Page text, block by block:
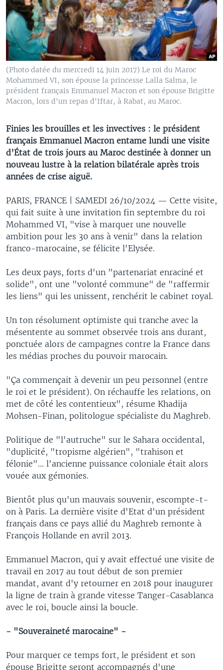
(Photo datée du mercredi 14 juin 2017) Le roi du Maroc
Mohammed VI, son épouse la princesse Lalla Salma, le
président français Emmanuel Macron et son épouse Brigitte
Macron, lors d'un repas d'Iftar, à Rabat, au Maroc.
Finies les brouilles et les invectives : le président
français Emmanuel Macron entame lundi une visite
d’État de trois jours au Maroc destinée à donner un
nouveau lustre à la relation bilatérale après trois
années de crise aiguë.
PARIS, FRANCE | SAMEDI 26/10/2024 — Cette visite,
qui fait suite à une invitation fin septembre du roi
Mohammed VI, "vise à marquer une nouvelle
ambition pour les 30 ans à venir" dans la relation
franco-marocaine, se félicite l'Elysée.
Les deux pays, forts d'un "partenariat enraciné et
solide", ont une "volonté commune" de "raffermir
les liens" qui les unissent, renchérit le cabinet royal.
Un ton résolument optimiste qui tranche avec la
mésentente au sommet observée trois ans durant,
ponctuée alors de campagnes contre la France dans
les médias proches du pouvoir marocain.
"Ça commençait à devenir un peu personnel (entre
le roi et le président). On réchauffe les relations, on
met de côté les contentieux", résume Khadija
Mohsen-Finan, politologue spécialiste du Maghreb.
Politique de "l'autruche" sur le Sahara occidental,
"duplicité, "tropisme algérien", "trahison et
félonie"... l'ancienne puissance coloniale était alors
vouée aux gémonies.
Bientôt plus qu'un mauvais souvenir, escompte-t-
on à Paris. La dernière visite d'Etat d'un président
français dans ce pays allié du Maghreb remonte à
François Hollande en avril 2013.
Emmanuel Macron, qui y avait effectué une visite de
travail en 2017 au tout début de son premier
mandat, avant d'y retourner en 2018 pour inaugurer
la ligne de train à grande vitesse Tanger-Casablanca
avec le roi, boucle ainsi la boucle.
- "Souveraineté marocaine" -
Pour marquer ce temps fort, le président et son
épouse Brigitte seront accompagnés d'une